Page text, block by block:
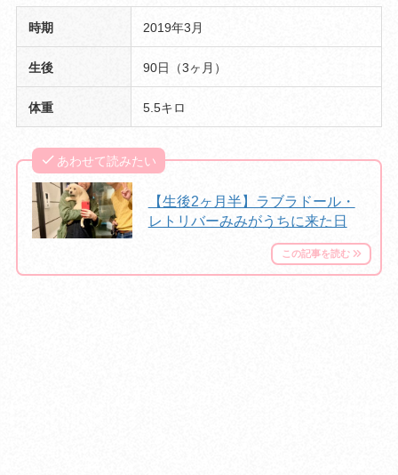
時期 2019年3月
生後 90日（3ヶ月）
体重 5.5キロ
あわせて読みたい
【生後2ヶ月半】ラブラドール・
レトリバーみみがうちに来た日